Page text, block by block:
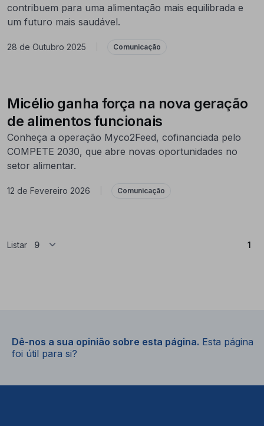
contribuem para uma alimentação mais equilibrada e
um futuro mais saudável.
28 de Outubro 2025 Comunicação
Micélio ganha força na nova geração
de alimentos funcionais
Conheça a operação Myco2Feed, cofinanciada pelo
COMPETE 2030, que abre novas oportunidades no
setor alimentar.
12 de Fevereiro 2026 Comunicação
Listar 1
Dê-nos a sua opinião sobre esta página. Esta página
foi útil para si?